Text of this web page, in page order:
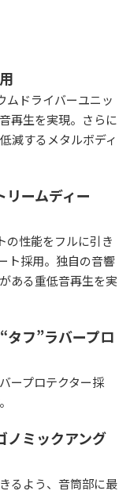
ムドライバーユニッ
再生を実現。さらに
減するメタルボディ
ームディー
性能をフルに引き
ト採用。独自の音響
ある重低音再生を実
タフ”ラバープロ
ープロテクター採
ノミックアング
るよう、音筒部に最